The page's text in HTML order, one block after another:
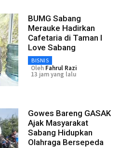
BUMG Sabang
Merauke Hadirkan
Cafetaria di Taman I
Love Sabang
BISNIS
Oleh Fahrul Razi
13 jam yang lalu
Gowes Bareng GASAK
Ajak Masyarakat
Sabang Hidupkan
Olahraga Bersepeda